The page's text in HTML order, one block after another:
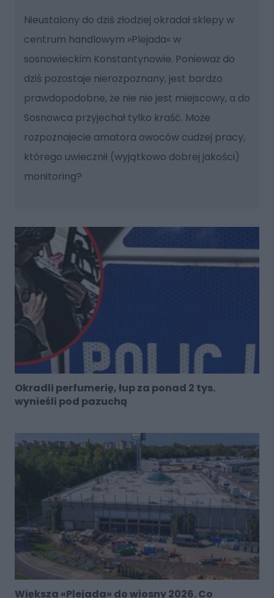
Nieustalony do dziś złodziej okradał sklepy w
centrum handlowym »Plejada« w
sosnowieckim Konstantynowie. Ponieważ do
dziś pozostaje nierozpoznany, jest bardzo
prawdopodobne, że nie nie jest miejscowy, a do
Sosnowca przyjechał tylko kraść. Może
rozpoznajecie amatora owoców cudzej pracy,
którego uwiecznił (wyjątkowo dobrej jakości)
monitoring?
Okradli perfumerię, łup za ponad 2 tys.
wynieśli pod pazuchą
Większa «Plejada» do wiosny 2026. Co